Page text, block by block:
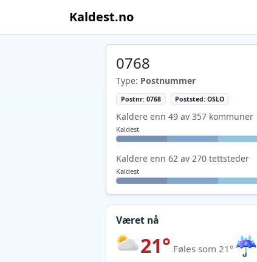
Kaldest.no
0768
Type: Postnummer
Postnr: 0768 Poststed: OSLO
Kaldere enn 49 av 357 kommuner
Kaldest
Kaldere enn 62 av 270 tettsteder
Kaldest
Været nå
21° Føles som 21° ☔